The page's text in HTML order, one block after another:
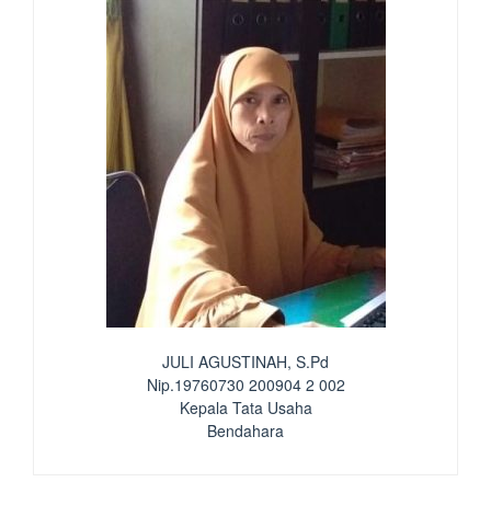
JULI AGUSTINAH, S.Pd
Nip.19760730 200904 2 002
Kepala Tata Usaha
Bendahara